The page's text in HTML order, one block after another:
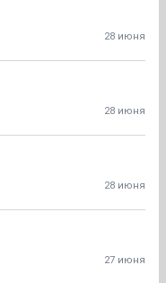
28 июня
28 июня
28 июня
27 июня